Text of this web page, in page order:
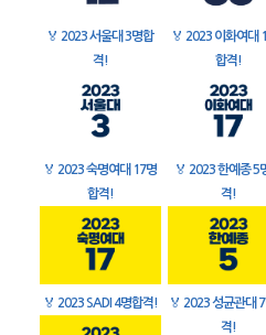
🏅 2023 서울대 3명합
격!
🏅 2023 이화여대
합격!
🏅 2023 숙명여대 17명
합격!
🏅 2023 한예종 5
격!
🏅 2023 SADI 4명합격! 🏅 2023 성균관대
격!